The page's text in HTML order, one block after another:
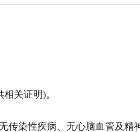
关证明)。
传染性疾病、无心脑血管及精